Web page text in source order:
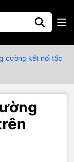
cường kết nối tốc